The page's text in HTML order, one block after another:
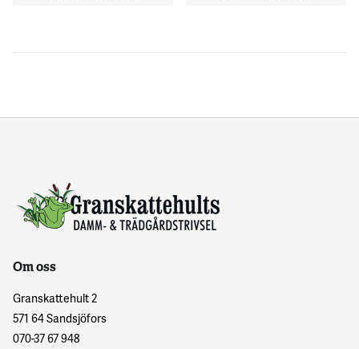
Om oss
Granskattehult 2
571 64 Sandsjöfors
070-37 67 948